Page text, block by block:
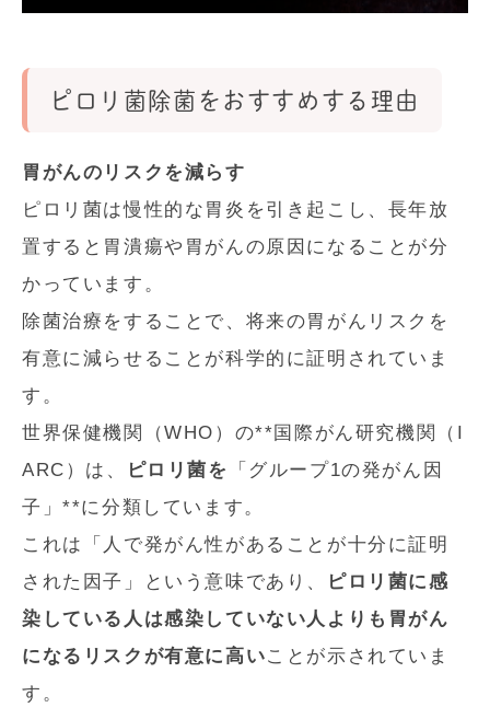
ピロリ菌除菌をおすすめする理由
胃がんのリスクを減らす
ピロリ菌は慢性的な胃炎を引き起こし、長年放
置すると胃潰瘍や胃がんの原因になることが分
かっています。
除菌治療をすることで、将来の胃がんリスクを
有意に減らせることが科学的に証明されていま
す。
世界保健機関（WHO）の**国際がん研究機関（I
ARC）は、
ピロリ菌を
「グループ1の発がん因
子」**に分類しています。
これは「人で発がん性があることが十分に証明
された因子」という意味であり、
ピロリ菌に感
染している人は感染していない人よりも胃がん
になるリスクが有意に高いことが示されていま
す。